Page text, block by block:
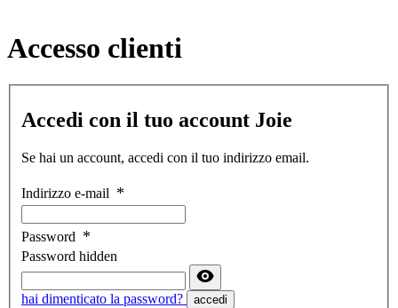
Accesso clienti
Accedi con il tuo account Joie
Se hai un account, accedi con il tuo indirizzo email.
Indirizzo e-mail
Password
Password hidden
hai dimenticato la password? accedi